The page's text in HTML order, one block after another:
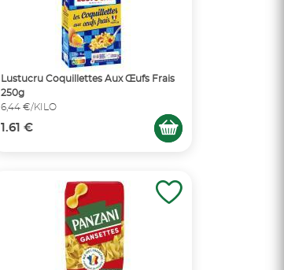
Lustucru Coquillettes Aux Œufs Frais
250g
6,44 €/KILO
1.61 €